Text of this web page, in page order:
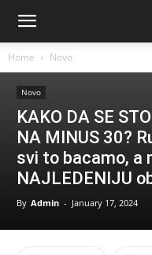
Home Novo
Novo
KAKO DA SE
NA MINUS 30?
svi to bacamo, a
NAJLEDENIJU
By Admin - January 17, 2024